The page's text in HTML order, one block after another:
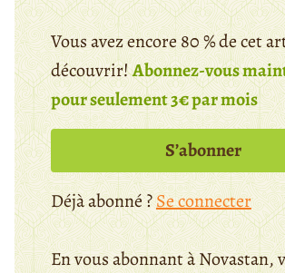
Vous avez encore 80 % de cet
découvrir!Abonnez-vous
pour seulement 3€ par mois
S’abonner
Déjà abonné ?Se connecter
En vous abonnant à Novastan,